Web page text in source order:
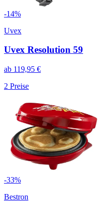
-14%
Uvex
Uvex Resolution 59
ab 119,95 €
2 Preise
-33%
Bestron